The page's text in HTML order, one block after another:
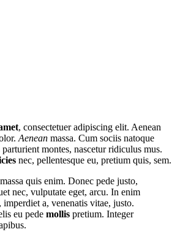
, consectetuer adipiscing elit. Aenean
Aenean massa. Cum sociis natoque
montes, nascetur ridiculus mus.
nec, pellentesque eu, pretium quis, sem.
quis enim. Donec pede justo,
nec, vulputate eget, arcu. In enim
a, venenatis vitae, justo.
eu pede mollis pretium. Integer